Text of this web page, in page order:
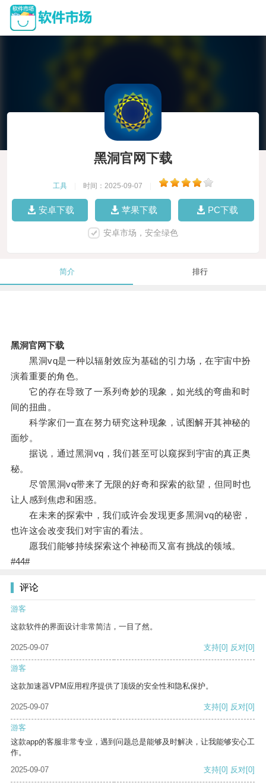
黑洞官网下载
工具 时间：2025-09-07
安卓下载 苹果下载 PC下载
安卓市场，安全绿色
简介 排行
黑洞官网下载
黑洞vq是一种以辐射效应为基础的引力场，在宇宙中扮
演着重要的角色。
它的存在导致了一系列奇妙的现象，如光线的弯曲和时
间的扭曲。
科学家们一直在努力研究这种现象，试图解开其神秘的
面纱。
据说，通过黑洞vq，我们甚至可以窥探到宇宙的真正奥
秘。
尽管黑洞vq带来了无限的好奇和探索的欲望，但同时也
让人感到焦虑和困惑。
在未来的探索中，我们或许会发现更多黑洞vq的秘密，
也许这会改变我们对宇宙的看法。
愿我们能够持续探索这个神秘而又富有挑战的领域。
#44#
评论
游客
这款软件的界面设计非常简洁，一目了然。
2025-09-07 支持[0] 反对[0]
游客
这款加速器VPM应用程序提供了顶级的安全性和隐私保护。
2025-09-07 支持[0] 反对[0]
游客
这款app的客服非常专业，遇到问题总是能够及时解决，让我能够安心工
作。
2025-09-07
支持[0] 反对[0]